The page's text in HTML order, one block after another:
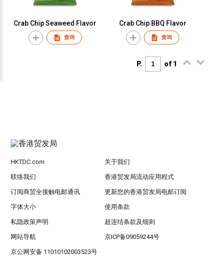
Crab Chip Seaweed Flavor
查询
Crab Chip BBQ Flavor
查询
P. of 1
HKTDC.com 关于我们
联络我们 香港贸发局流动应用程式
订阅商贸全接触电邮通讯 更新您的香港贸发局电邮订阅
字体大小 使用条款
私隐政策声明 超连结条款及细则
网站导航 京ICP备09059244号
京公网安备 11010102003523号